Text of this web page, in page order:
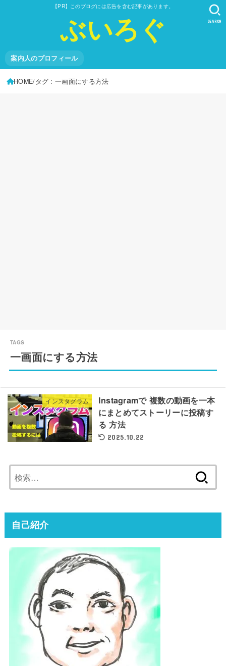
【PR】このブログには広告を含む記事があります。
ぶいろぐ
案内人のプロフィール
SEARCH
HOME タグ : 一画面にする方法
一画面にする方法
インスタグラム
Instagramで 複数の動画を一本
にまとめてストーリーに投稿す
る 方法
2025.10.22
索:
自己紹介